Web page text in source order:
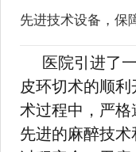
先进技术设备，保
医院引进了
皮环切术的顺
术过程中，严格
先进的麻醉技